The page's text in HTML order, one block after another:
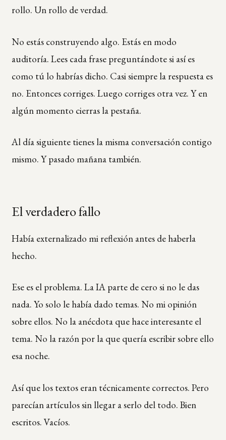
rollo. Un rollo de verdad.
No estás construyendo algo. Estás en modo
auditoría. Lees cada frase preguntándote si así es
como tú lo habrías dicho. Casi siempre la respuesta es
no. Entonces corriges. Luego corriges otra vez. Y en
algún momento cierras la pestaña.
Al día siguiente tienes la misma conversación contigo
mismo. Y pasado mañana también.
El verdadero fallo
Había externalizado mi reflexión antes de haberla
hecho.
Ese es el problema. La IA parte de cero si no le das
nada. Yo solo le había dado temas. No mi opinión
sobre ellos. No la anécdota que hace interesante el
tema. No la razón por la que quería escribir sobre ello
esa noche.
Así que los textos eran técnicamente correctos. Pero
parecían artículos sin llegar a serlo del todo. Bien
escritos. Vacíos.